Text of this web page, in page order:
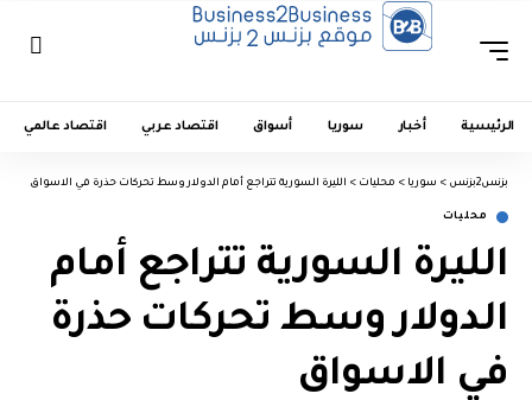
الرئيسية أخبار سوريا أسواق اقتصاد عربي اقتصاد عالمي
بزنس2بزنس > سوريا > محليات > الليرة السورية تتراجع أمام الدولار وسط تحركات حذرة في الاسواق
محليات
الليرة السورية تتراجع أمام
الدولار وسط تحركات حذرة
في الاسواق